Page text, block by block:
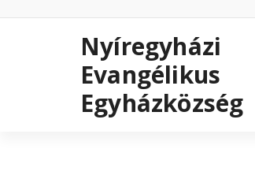
Nyíregyházi
Evangélikus
Egyházközség